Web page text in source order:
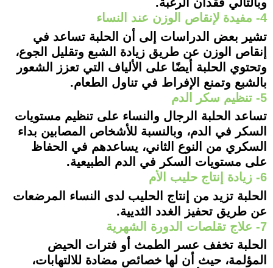
4- مفيدة لإنقاص الوزن عند النساء
تشير بعض الدراسات إلى أن الحلبة تساعد في
إنقاص الوزن عن طريق زيادة الشبع وتقليل الجوع،
وتحتوي الحلبة أيضًا على الألياف التي تعزز الشعور
بالشبع وتمنع الإفراط في تناول الطعام.
5- تنظيم سكر الدم
تساعد الحلبة الرجال والنساء على تنظيم مستويات
السكر في الدم، وبالنسبة للأشخاص المصابين بداء
السكري من النوع الثاني، يساعدهم في الحفاظ
على مستويات السكر في الدم الطبيعية.
6- زيادة إنتاج حليب الأم
الحلبة تزيد من إنتاج الحليب لدى النساء المرضعات
عن طريق تحفيز الغدد الثديية.
7- علاج تقلصات الدورة الشهرية
الحلبة تخفف عسر الطمث أو فترات الحيض
المؤلمة، حيث أن لها خصائص مضادة للالتهابات،